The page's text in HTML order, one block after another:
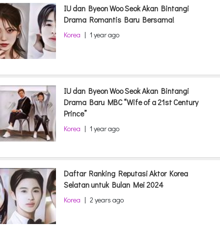
IU dan Byeon Woo Seok Akan Bintangi
Drama Romantis Baru Bersama!
Korea | 1 year ago
IU dan Byeon Woo Seok Akan Bintangi
Drama Baru MBC “Wife of a 21st Century
Prince”
Korea | 1 year ago
Daftar Ranking Reputasi Aktor Korea
Selatan untuk Bulan Mei 2024
Korea | 2 years ago